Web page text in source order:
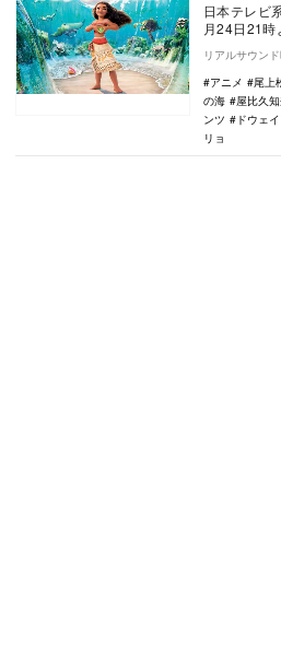
日本テレビ
月24日21時
ン『モアナ
で放送さ…
リアルサウン
アニメ
尾上
の海
屋比久
ンツ
ドウェ
リョ